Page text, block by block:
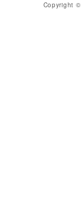
Copyright